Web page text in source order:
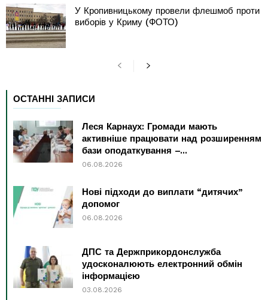
У Кропивницькому провели флешмоб проти
виборів у Криму (ФОТО)
ОСТАННІ ЗАПИСИ
Леся Карнаух: Громади мають
активніше працювати над розширенням
бази оподаткування –...
06.08.2026
Нові підходи до виплати “дитячих”
допомог
06.08.2026
ДПС та Держприкордонслужба
удосконалюють електронний обмін
інформацією
03.08.2026